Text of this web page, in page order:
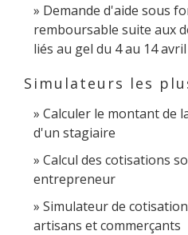
Demande d'aide sous
remboursable suite aux
liés au gel du 4 au 14 avril
Simulateurs les
Calculer le montant de
d'un stagiaire
Calcul des cotisations
entrepreneur
Simulateur de
artisans et commerçants